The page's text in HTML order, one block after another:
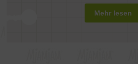
Mehr lesen